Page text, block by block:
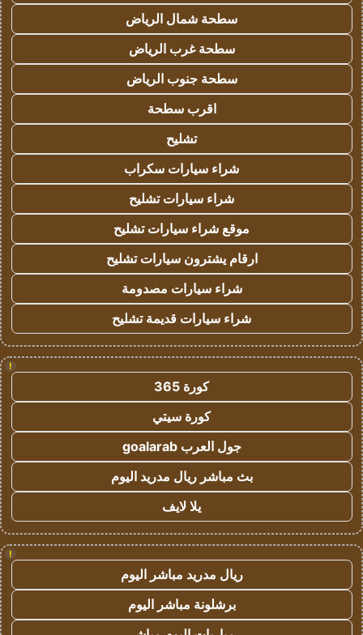
سطحة شمال الرياض
سطحة غرب الرياض
سطحة جنوب الرياض
اقرب سطحة
تشليح
شراء سيارات سكراب
شراء سيارات تشليح
موقع شراء سيارات تشليح
ارقام يشترون سيارات تشليح
شراء سيارات مصدومة
شراء سيارات قديمة تشليح
!
كورة 365
كورة سيتي
جول العرب goalarab
بث مباشر ريال مدريد اليوم
يلا لايف
!
ريال مدريد مباشر اليوم
برشلونة مباشر اليوم